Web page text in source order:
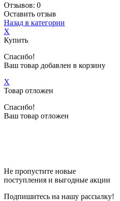
Отзывов: 0
Оставить отзыв
Назад в категории
X
Купить
Спасибо!
Ваш товар добавлен в корзину
X
Товар отложен
Спасибо!
Ваш товар отложен
Не пропустите новые
поступления и выгодные акции
Подпишитесь на нашу рассылку!